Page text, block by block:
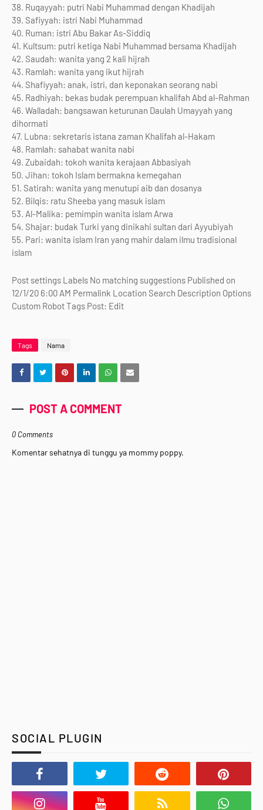
38. Ruqayyah: putri Nabi Muhammad dengan Khadijah
39. Safiyyah: istri Nabi Muhammad
40. Ruman: istri Abu Bakar As-Siddiq
41. Kultsum: putri ketiga Nabi Muhammad bersama Khadijah
42. Saudah: wanita yang 2 kali hijrah
43. Ramlah: wanita yang ikut hijrah
44. Shafiyyah: anak, istri, dan keponakan seorang nabi
45. Radhiyah: bekas budak perempuan khalifah Abd al-Rahman
46. Walladah: bangsawan keturunan Daulah Umayyah yang
dihormati
47. Lubna: sekretaris istana zaman Khalifah al-Hakam
48. Ramlah: sahabat wanita nabi
49. Zubaidah: tokoh wanita kerajaan Abbasiyah
50. Jihan: tokoh Islam bermakna kemegahan
51. Satirah: wanita yang menutupi aib dan dosanya
52. Bilqis: ratu Sheeba yang masuk islam
53. Al-Malika: pemimpin wanita islam Arwa
54. Shajar: budak Turki yang dinikahi sultan dari Ayyubiyah
55. Pari: wanita islam Iran yang mahir dalam ilmu tradisional
islam
Post settings Labels No matching suggestions Published on
12/1/20 6:00 AM Permalink Location Search Description Options
Custom Robot Tags Post: Edit
Tags Nama
POST A COMMENT
0 Comments
Komentar sehatnya di tunggu ya mommy poppy.
SOCIAL PLUGIN